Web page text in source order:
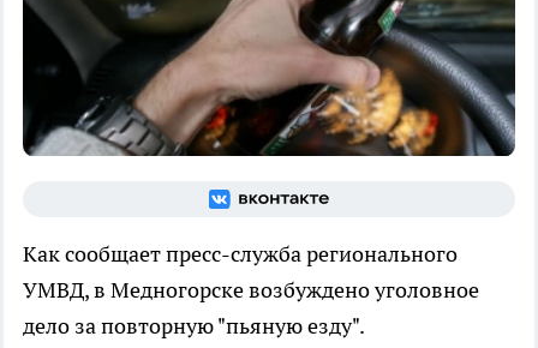
Как сообщает пресс-служба регионального
УМВД, в Медногорске возбуждено уголовное
дело за повторную "пьяную езду".